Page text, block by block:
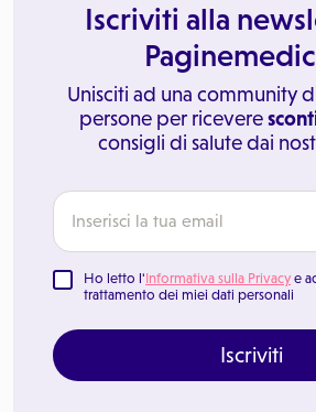
Iscriviti alla
Unisciti ad una community
persone per ricevere
consigli di salute dai
Ho letto l'Informativa sulla Privacy e
trattamento dei miei dati personali
Iscriviti